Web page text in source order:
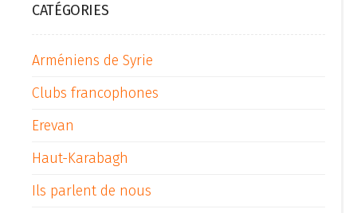
CATÉGORIES
Arméniens de Syrie
Clubs francophones
Erevan
Haut-Karabagh
Ils parlent de nous